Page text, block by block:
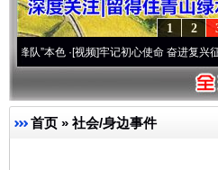
2
1
·[视频]牢记初心使命 奋进复兴征程丨宝塔山
首页 » 社会/身边事件